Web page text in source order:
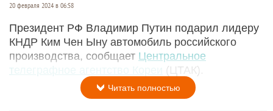
20 февраля 2024 в 06:58
Президент РФ Владимир Путин подарил лидеру
КНДР Ким Чен Ыну автомобиль российского
производства, сообщает Центральное
телеграфное агентство Кореи
(ЦТАК).
Читать полностью